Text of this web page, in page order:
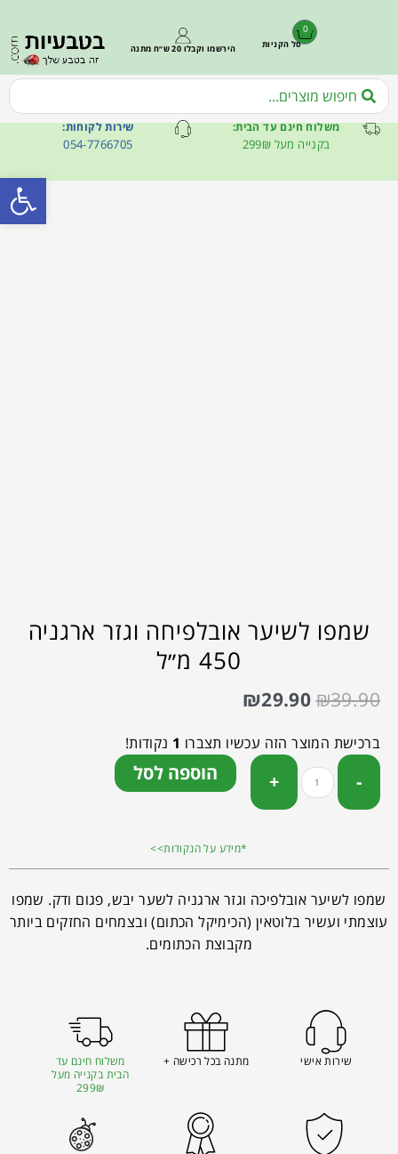
0
סל הקניות הירשמו וקבלו 20 ש״ח מתנה
משלוח חינם עד הבית:
בקנייה מעל 299₪
שירות לקוחות:
054-7766705
שמפו לשיער אובלפיחה וגזר ארגניה
450 מ״ל
₪39.90
₪29.90
ברכישת המוצר הזה עכשיו תצברו 1 נקודות!
הוספה לסל
*מידע על הנקודות>>
שמפו לשיער אובלפיכה וגזר ארגניה לשער יבש, פגום ודק. שמפו
עוצמתי ועשיר בלוטאין (הכימיקל הכתום) ובצמחים החזקים ביותר
מקבוצת הכתומים.
שירות אישי מתנה בכל רכישה +
משלוח חינם עד
הבית בקנייה מעל
299₪
פתח